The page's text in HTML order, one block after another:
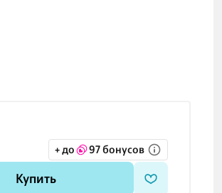
+ до 97 бонусов
Купить